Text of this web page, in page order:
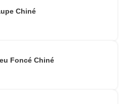
Chiné
Foncé Chiné